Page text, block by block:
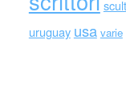
uruguay usa varie